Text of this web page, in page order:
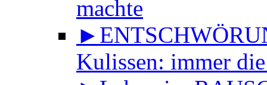
machte
Kulissen: immer